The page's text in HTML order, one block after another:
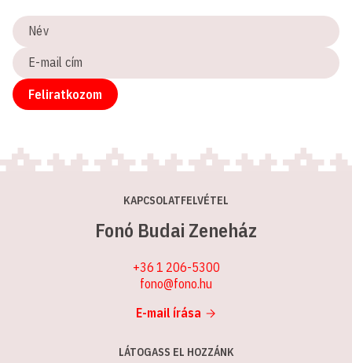
Név
E-
mail
cím
Feliratkozom
KAPCSOLATFELVÉTEL
Fonó Budai Zeneház
+36 1 206-5300
fono@fono.hu
E-mail írása
LÁTOGASS EL HOZZÁNK